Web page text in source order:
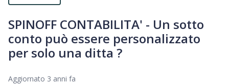
SPINOFF CONTABILITA' - Un sotto
conto può essere personalizzato
per solo una ditta ?
Aggiornato 3 anni fa